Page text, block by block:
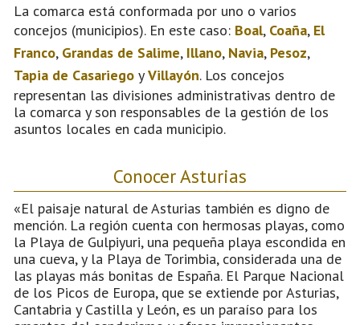
La comarca está conformada por uno o varios
concejos (municipios). En este caso: Boal, Coaña, El
Franco, Grandas de Salime, Illano, Navia, Pesoz,
Tapia de Casariego yVillayón. Los concejos
representan las divisiones administrativas dentro de
la comarca y son responsables de la gestión de los
asuntos locales en cada municipio.
Conocer Asturias
«El paisaje natural de Asturias también es digno de
mención. La región cuenta con hermosas playas, como
la Playa de Gulpiyuri, una pequeña playa escondida en
una cueva, y la Playa de Torimbia, considerada una de
las playas más bonitas de España. El Parque Nacional
de los Picos de Europa, que se extiende por Asturias,
Cantabria y Castilla y León, es un paraíso para los